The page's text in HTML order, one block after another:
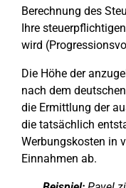
Berechnung des
Ihre
wird
Die Höhe der
nach dem
die Ermittlung der
die tatsächlich
Werbungskosten in
Einnahmen ab.